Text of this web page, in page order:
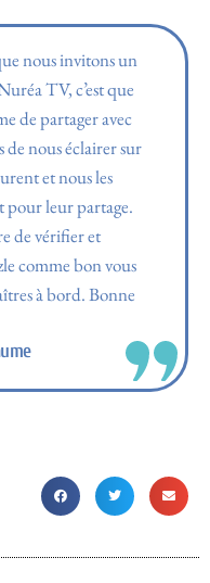
nous invitons un
TV, c’est que
de partager avec
de nous éclairer sur
et nous les
pour leur partage.
de vérifier et
comme bon vous
à bord. Bonne